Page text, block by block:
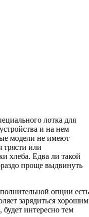
лотка для
и на нем
модели не имеют
трясти или
хлеба. Едва ли такой
проще выдвинуть
опции есть
зарядиться хорошим
будет интересно тем